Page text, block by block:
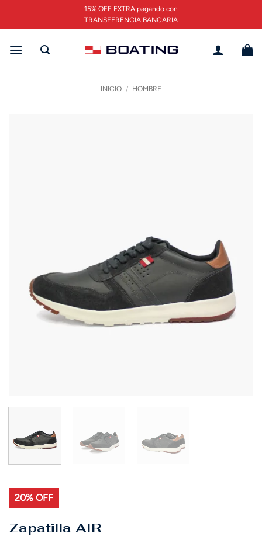
15% OFF EXTRA pagando con
TRANSFERENCIA BANCARIA
INICIO / HOMBRE
20% OFF
Zapatilla AIR